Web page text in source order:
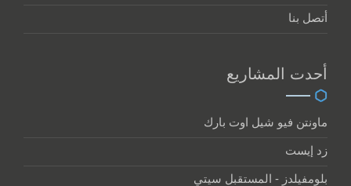
أتصل بنا
أحدت المشاريع
ماونتن فيو شيل اوت بارك
زد إيست
بلومفيلدز - المستقبل سيتي